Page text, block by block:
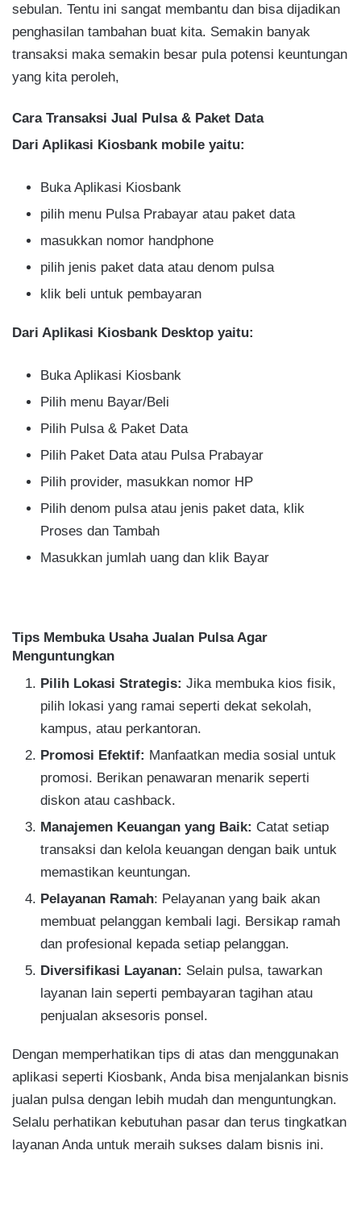
sebulan. Tentu ini sangat membantu dan bisa dijadikan
penghasilan tambahan buat kita. Semakin banyak
transaksi maka semakin besar pula potensi keuntungan
yang kita peroleh,
Cara Transaksi Jual Pulsa & Paket Data
Dari Aplikasi Kiosbank mobile yaitu:
Buka Aplikasi Kiosbank
pilih menu Pulsa Prabayar atau paket data
masukkan nomor handphone
pilih jenis paket data atau denom pulsa
klik beli untuk pembayaran
Dari Aplikasi Kiosbank Desktop yaitu:
Buka Aplikasi Kiosbank
Pilih menu Bayar/Beli
Pilih Pulsa & Paket Data
Pilih Paket Data atau Pulsa Prabayar
Pilih provider, masukkan nomor HP
Pilih denom pulsa atau jenis paket data, klik
Proses dan Tambah
Masukkan jumlah uang dan klik Bayar
Tips Membuka Usaha Jualan Pulsa Agar
Menguntungkan
Pilih Lokasi Strategis: Jika membuka kios fisik,
pilih lokasi yang ramai seperti dekat sekolah,
kampus, atau perkantoran.
Promosi Efektif: Manfaatkan media sosial untuk
promosi. Berikan penawaran menarik seperti
diskon atau cashback.
Manajemen Keuangan yang Baik: Catat setiap
transaksi dan kelola keuangan dengan baik untuk
memastikan keuntungan.
Pelayanan Ramah: Pelayanan yang baik akan
membuat pelanggan kembali lagi. Bersikap ramah
dan profesional kepada setiap pelanggan.
Diversifikasi Layanan: Selain pulsa, tawarkan
layanan lain seperti pembayaran tagihan atau
penjualan aksesoris ponsel.
Dengan memperhatikan tips di atas dan menggunakan
aplikasi seperti Kiosbank, Anda bisa menjalankan bisnis
jualan pulsa dengan lebih mudah dan menguntungkan.
Selalu perhatikan kebutuhan pasar dan terus tingkatkan
layanan Anda untuk meraih sukses dalam bisnis ini.